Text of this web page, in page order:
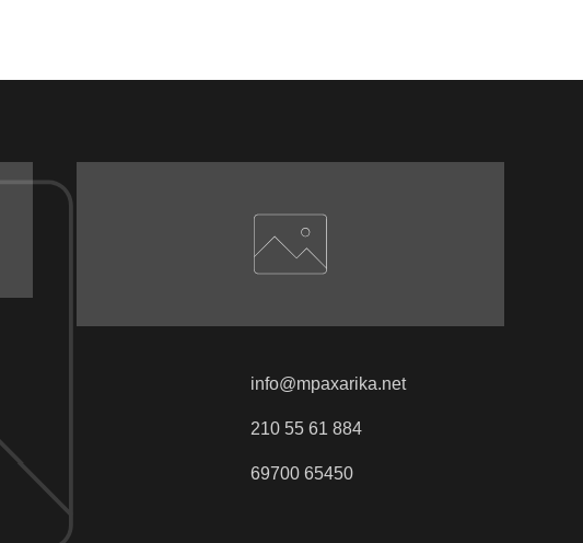
info@mpaxarika.net
210 55 61 884
69700 65450